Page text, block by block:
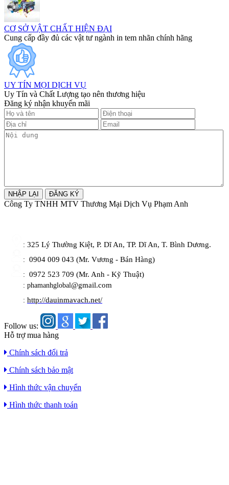
CƠ SỞ VẬT CHẤT HIỆN ĐẠI
Cung cấp đầy đủ các vật tư ngành in tem nhãn chính hãng
UY TÍN MỌI DỊCH VỤ
Uy Tín và Chất Lượng tạo nên thương hiệu
Đăng ký nhận khuyến mãi
Công Ty TNHH MTV Thương Mại Dịch Vụ Phạm Anh
: 325 Lý Thường Kiệt, P. Dĩ An, TP. Dĩ An, T. Bình Dương.
: 0904 009 043 (Mr. Vương - Bán Hàng)
: 0972 523 709 (Mr. Anh - Kỹ Thuật)
: phamanhglobal@gmail.com
: http://dauinmavach.net/
Follow us:
Hỗ trợ mua hàng
Chính sách đổi trả
Chính sách bảo mật
Hình thức vận chuyển
Hình thức thanh toán